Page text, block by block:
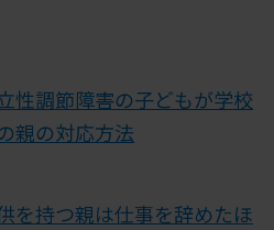
性調節障害の子どもが学校
親の対応方法
を持つ親は仕事を辞めたほ